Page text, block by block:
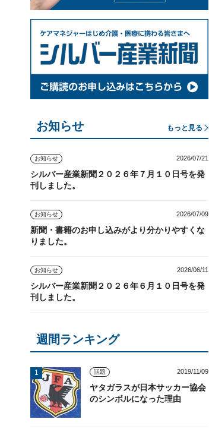
お知らせ もっと見る
お知らせ 2026/07/21
シルバー産業新聞２０２６年７月１０日号を発
刊しました。
お知らせ 2026/07/09
新聞・書籍のお申し込みがより分かりやすくな
りました。
お知らせ 2026/06/11
シルバー産業新聞２０２６年６月１０日号を発
刊しました。
週間ランキング
話題 2019/11/09
ヤタガラスが日本サッカー協会
のシンボルになった理由